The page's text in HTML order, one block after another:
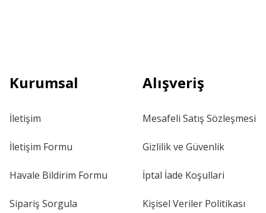
Kurumsal
İletişim
İletişim Formu
Havale Bildirim Formu
Sipariş Sorgula
Alışveriş
Mesafeli Satış Sözleşmesi
Gizlilik ve Güvenlik
İptal İade Koşullari
Kişisel Veriler Politikası